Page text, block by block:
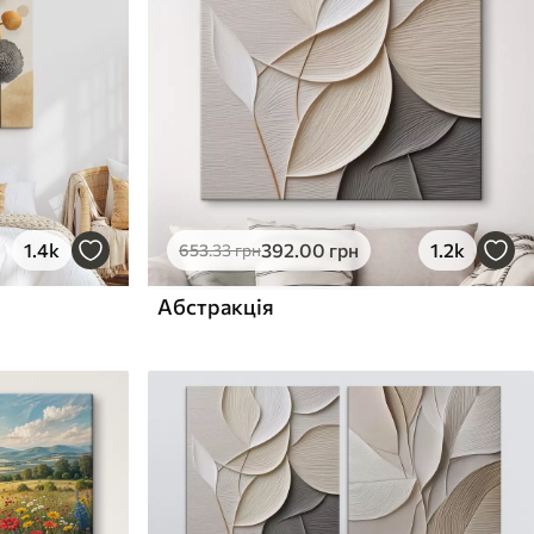
1.4k 653.33грн392.00 грн 1.2k
Абстракція